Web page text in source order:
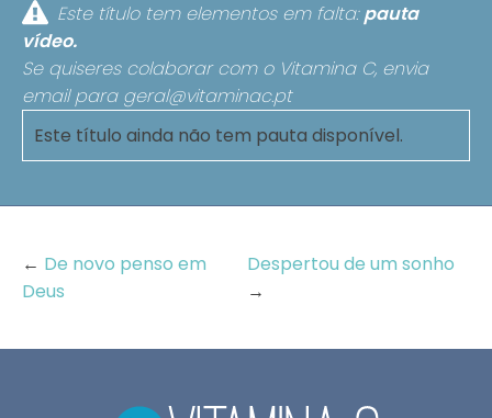
Este título tem elementos em falta:pauta
vídeo.
Se quiseres colaborar com o Vitamina C, envia
email para geral@vitaminac.pt
Este título ainda não tem pauta disponível.
← De novo penso em
Deus
Despertou de um sonho
→